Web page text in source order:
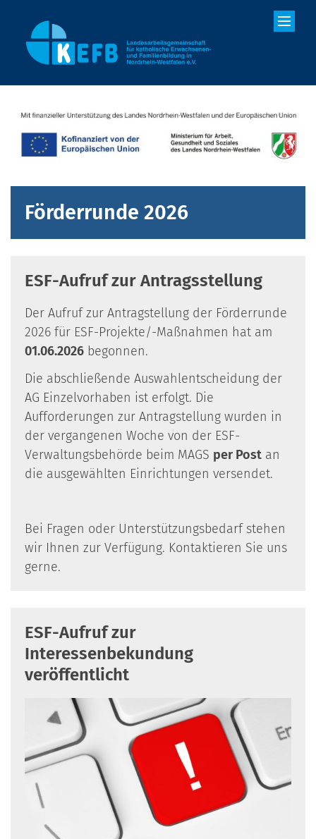
Förderrunde 2026
ESF-Aufruf zur Antragsstellung
Der Aufruf zur Antragstellung der Förderrunde
2026 für ESF-Projekte/-Maßnahmen hat am
01.06.2026 begonnen.
Die abschließende Auswahlentscheidung der
AG Einzelvorhaben ist erfolgt. Die
Aufforderungen zur Antragstellung wurden in
der vergangenen Woche von der ESF-
Verwaltungsbehörde beim MAGS per Post an
die ausgewählten Einrichtungen versendet.
Bei Fragen oder Unterstützungsbedarf stehen
wir Ihnen zur Verfügung. Kontaktieren Sie uns
gerne.
ESF-Aufruf zur
Interessenbekundung
veröffentlicht